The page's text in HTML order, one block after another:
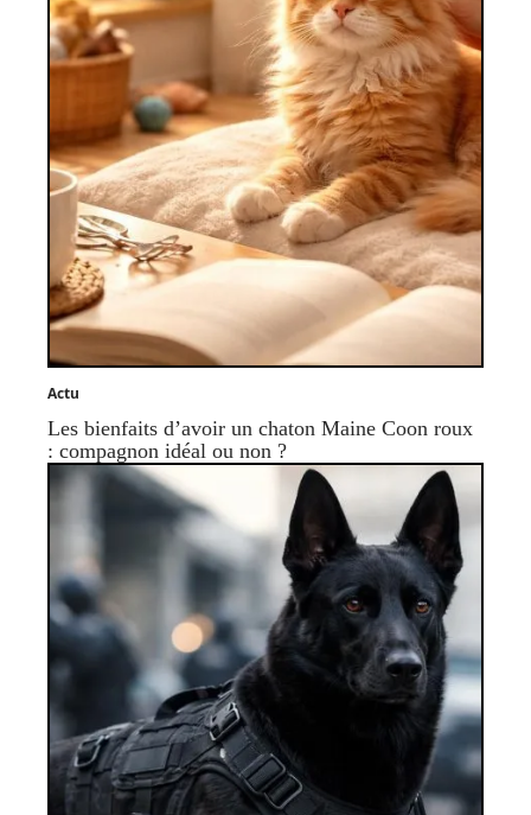
Actu
Les bienfaits d’avoir un chaton Maine Coon roux
: compagnon idéal ou non ?